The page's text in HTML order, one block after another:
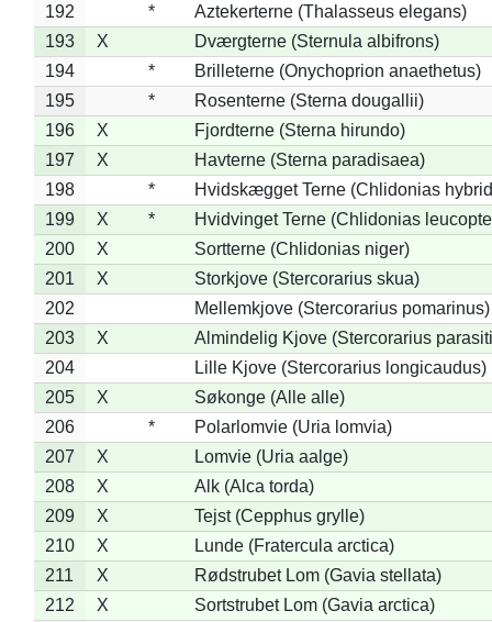
192
*
Aztekerterne (Thalasseus elegans)
193
X
Dværgterne (Sternula albifrons)
194
*
Brilleterne (Onychoprion anaethetus)
195
*
Rosenterne (Sterna dougallii)
196
X
Fjordterne (Sterna hirundo)
197
X
Havterne (Sterna paradisaea)
198
*
Hvidskægget Terne (Chlidonias
199
X *
Hvidvinget Terne (Chlidonias
200
X
Sortterne (Chlidonias niger)
201
X
Storkjove (Stercorarius skua)
202
Mellemkjove (Stercorarius pomarinus)
203
X
Almindelig Kjove (Stercorarius
204
Lille Kjove (Stercorarius longicaudus)
205
X
Søkonge (Alle alle)
206
*
Polarlomvie (Uria lomvia)
207
X
Lomvie (Uria aalge)
208
X
Alk (Alca torda)
209
X
Tejst (Cepphus grylle)
210
X
Lunde (Fratercula arctica)
211
X
Rødstrubet Lom (Gavia stellata)
212
X
Sortstrubet Lom (Gavia arctica)